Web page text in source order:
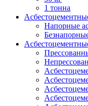
1 тонна
Напорные